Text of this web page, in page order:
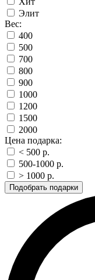
Элит
Вес:
400
500
700
800
900
1000
1200
1500
2000
Цена подарка:
< 500 p.
500-1000 p.
> 1000 p.